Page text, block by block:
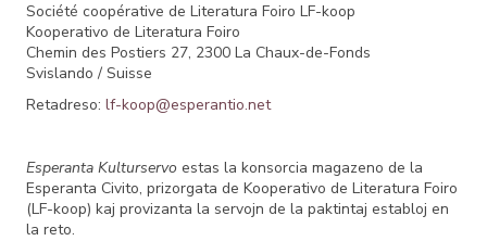
Société coopérative de Literatura Foiro LF-koop
Kooperativo de Literatura Foiro
Chemin des Postiers 27, 2300 La Chaux-de-Fonds
Svislando / Suisse
Retadreso: lf-koop@esperantio.net
Esperanta Kulturservo estas la konsorcia magazeno de la
Esperanta Civito, prizorgata de Kooperativo de Literatura Foiro
(LF-koop) kaj provizanta la servojn de la paktintaj establoj en
la reto.